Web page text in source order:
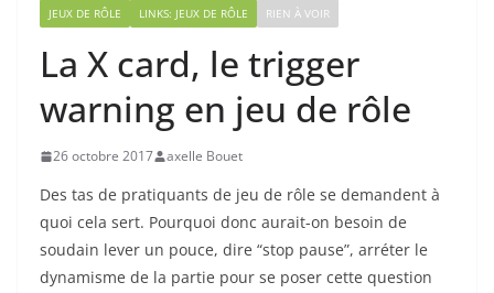
JEUX DE RÔLE LINKS: JEUX DE RÔLE RIEN À VOIR
La X card, le trigger
warning en jeu de rôle
26 octobre 2017 axelle Bouet
Des tas de pratiquants de jeu de rôle se demandent à
quoi cela sert. Pourquoi donc aurait-on besoin de
soudain lever un pouce, dire “stop pause”, arréter le
dynamisme de la partie pour se poser cette question